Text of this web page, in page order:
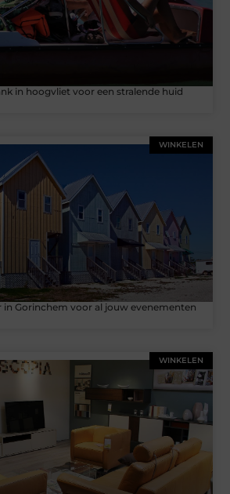
in hoogvliet voor een stralende huid
WINKELEN
in Gorinchem voor al jouw evenementen
WINKELEN